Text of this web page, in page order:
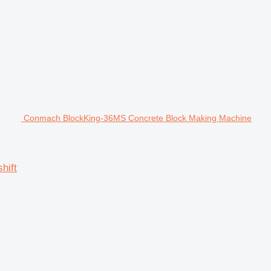
Conmach BlockKing-36MS Concrete Block Making Machine